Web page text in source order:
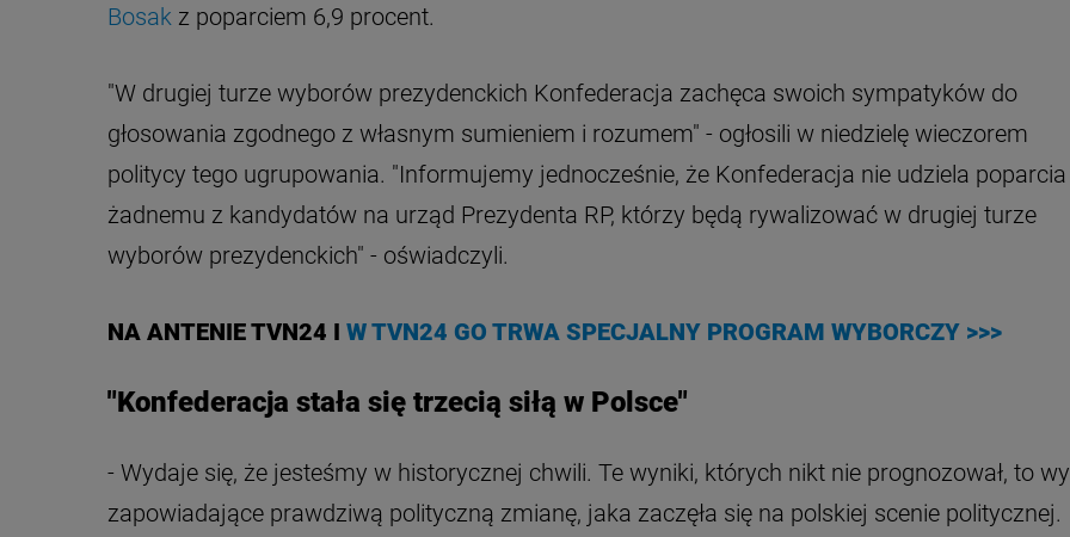
Bosak z poparciem 6,9 procent.
"W drugiej turze wyborów prezydenckich Konfederacja zachęca swoich sympatyków do
głosowania zgodnego z własnym sumieniem i rozumem" - ogłosili w niedzielę wieczorem
politycy tego ugrupowania. "Informujemy jednocześnie, że Konfederacja nie udziela poparcia
żadnemu z kandydatów na urząd Prezydenta RP, którzy będą rywalizować w drugiej turze
wyborów prezydenckich" - oświadczyli.
NA ANTENIE TVN24 I W TVN24 GO TRWA SPECJALNY PROGRAM WYBORCZY >>>
"Konfederacja stała się trzecią siłą w Polsce"
- Wydaje się, że jesteśmy w historycznej chwili. Te wyniki, których nikt nie prognozował, to
zapowiadające prawdziwą polityczną zmianę, jaka zaczęła się na polskiej scenie politycznej.